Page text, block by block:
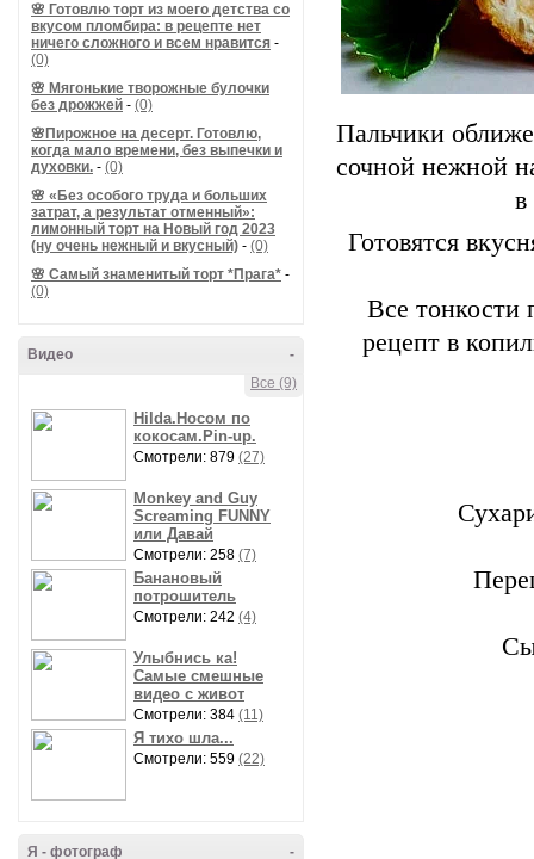
🌸 Готовлю торт из моего детства со
вкусом пломбира: в рецепте нет
ничего сложного и всем нравится -
(0)
🌸 Мягонькие творожные булочки
без дрожжей - (0)
🌸Пирожное на десерт. Готовлю,
когда мало времени, без выпечки и
духовки. - (0)
🌸 «Без особого труда и больших
затрат, а результат отменный»:
лимонный торт на Новый год 2023
(ну очень нежный и вкусный) - (0)
🌸 Самый знаменитый торт *Прага* -
(0)
-
Видео
Все (9)
Hilda.Носом по
кокосам.Pin-up.
Смотрели: 879 (27)
Monkey and Guy
Screaming FUNNY
или Давай
Смотрели: 258 (7)
Банановый
потрошитель
Смотрели: 242 (4)
Улыбнись ка!
Самые смешные
видео с живот
Смотрели: 384 (11)
Я тихо шла...
Смотрели: 559 (22)
-
Я - фотограф
Пальчики
сочной нежной
в
Готовятся
Все тонкости
рецепт в